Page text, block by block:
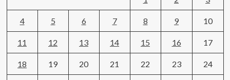
4 5 6 7 8 9 10
11 12 13 14 15 16 17
18 19 20 21 22 23 24